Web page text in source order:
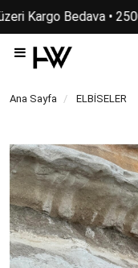
Kargo Bedava •
Ana Sayfa ELBİSELER